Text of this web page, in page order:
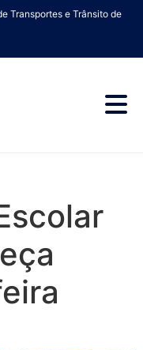
Transportes e Trânsito de